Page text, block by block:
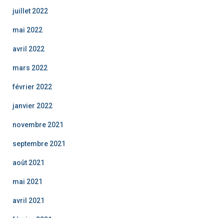
juillet 2022
mai 2022
avril 2022
mars 2022
février 2022
janvier 2022
novembre 2021
septembre 2021
août 2021
mai 2021
avril 2021